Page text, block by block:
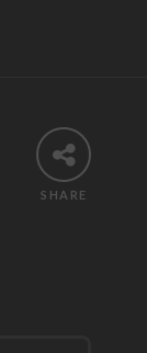
SHARE